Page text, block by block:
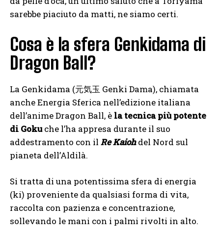
sarebbe piaciuto da matti, ne siamo certi.
Cosa è la sfera Genkidama di
Dragon Ball?
La Genkidama (元気玉 Genki Dama), chiamata
anche Energia Sferica nell’edizione italiana
dell’anime Dragon Ball, è la tecnica più potente
di Gokuche l’ha appresa durante il suo
addestramento con il Re Kaiohdel Nord sul
pianeta dell’Aldilà.
Si tratta di una potentissima sfera di energia
(ki) proveniente da qualsiasi forma di vita,
raccolta con pazienza e concentrazione,
sollevando le mani con i palmi rivolti in alto.